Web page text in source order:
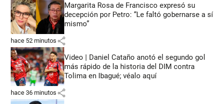
Margarita Rosa de Francisco expresó su
decepción por Petro: “Le faltó gobernarse a sí
mismo”
hace 52 minutos share
Video | Daniel Cataño anotó el segundo gol
más rápido de la historia del DIM contra
Tolima en Ibagué; véalo aquí
hace 36 minutos share